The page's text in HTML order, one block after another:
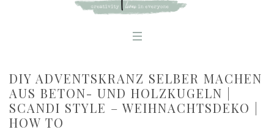
DIY ADVENTSKRANZ SELBER MACHEN
AUS BETON- UND HOLZKUGELN |
SCANDI STYLE – WEIHNACHTSDEKO |
HOW TO